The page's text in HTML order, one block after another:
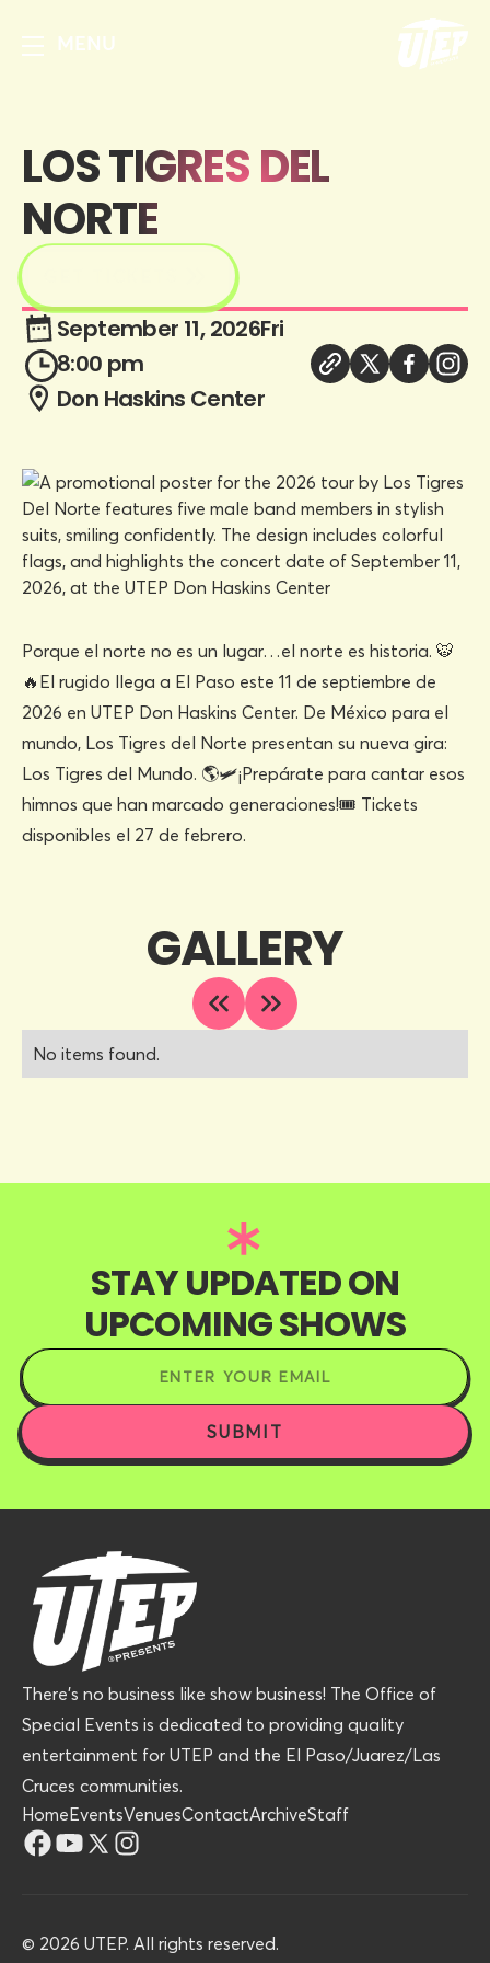
MENU
LOS TIGRES DEL
NORTE
September 11, 2026Fri
8:00 pm
Don Haskins Center
Porque el norte no es un lugar…el norte es historia. 🐯
🔥El rugido llega a El Paso este 11 de septiembre de
2026 en UTEP Don Haskins Center. De México para el
mundo, Los Tigres del Norte presentan su nueva gira:
Los Tigres del Mundo. 🌎🛩️¡Prepárate para cantar esos
himnos que han marcado generaciones!🎟️ Tickets
disponibles el 27 de febrero.
GALLERY
No items found.
STAY UPDATED ON
UPCOMING SHOWS
There’s no business like show business! The Office of
Special Events is dedicated to providing quality
entertainment for UTEP and the El Paso/Juarez/Las
Cruces communities.
HomeEventsVenuesContactArchiveStaff
© 2026 UTEP. All rights reserved.